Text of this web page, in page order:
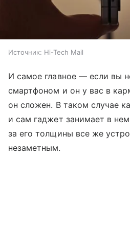
Источник: Hi-Tech Mail
И самое главное — если вы
смартфоном и он у вас в
он сложен. В таком случае
и сам гаджет занимает в
за его толщины все же
незаметным.